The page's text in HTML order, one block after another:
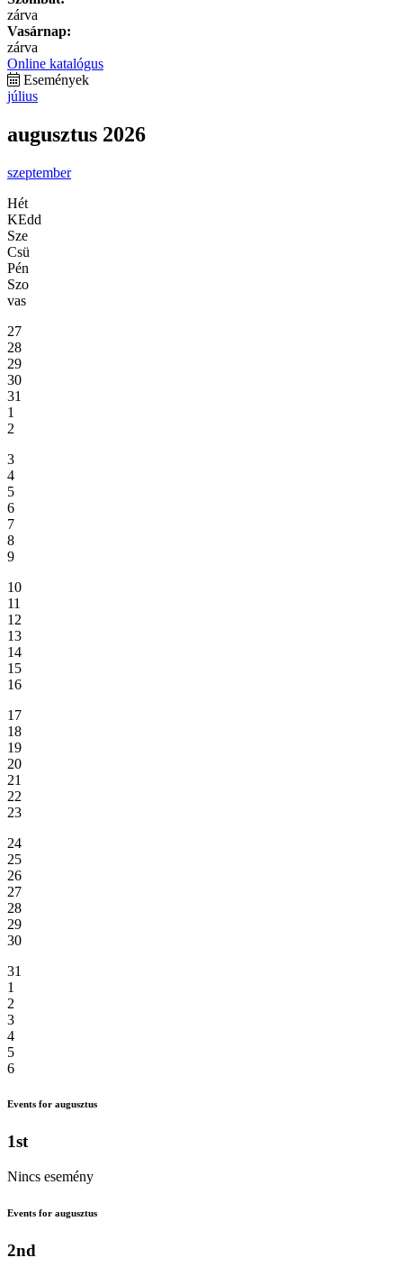
zárva
Vasárnap:
zárva
Online katalógus
Események
július
augusztus 2026
szeptember
Hét
KEdd
Sze
Csü
Pén
Szo
vas
27
28
29
30
31
1
2
3
4
5
6
7
8
9
10
11
12
13
14
15
16
17
18
19
20
21
22
23
24
25
26
27
28
29
30
31
1
2
3
4
5
6
Events for augusztus
1st
Nincs esemény
Events for augusztus
2nd